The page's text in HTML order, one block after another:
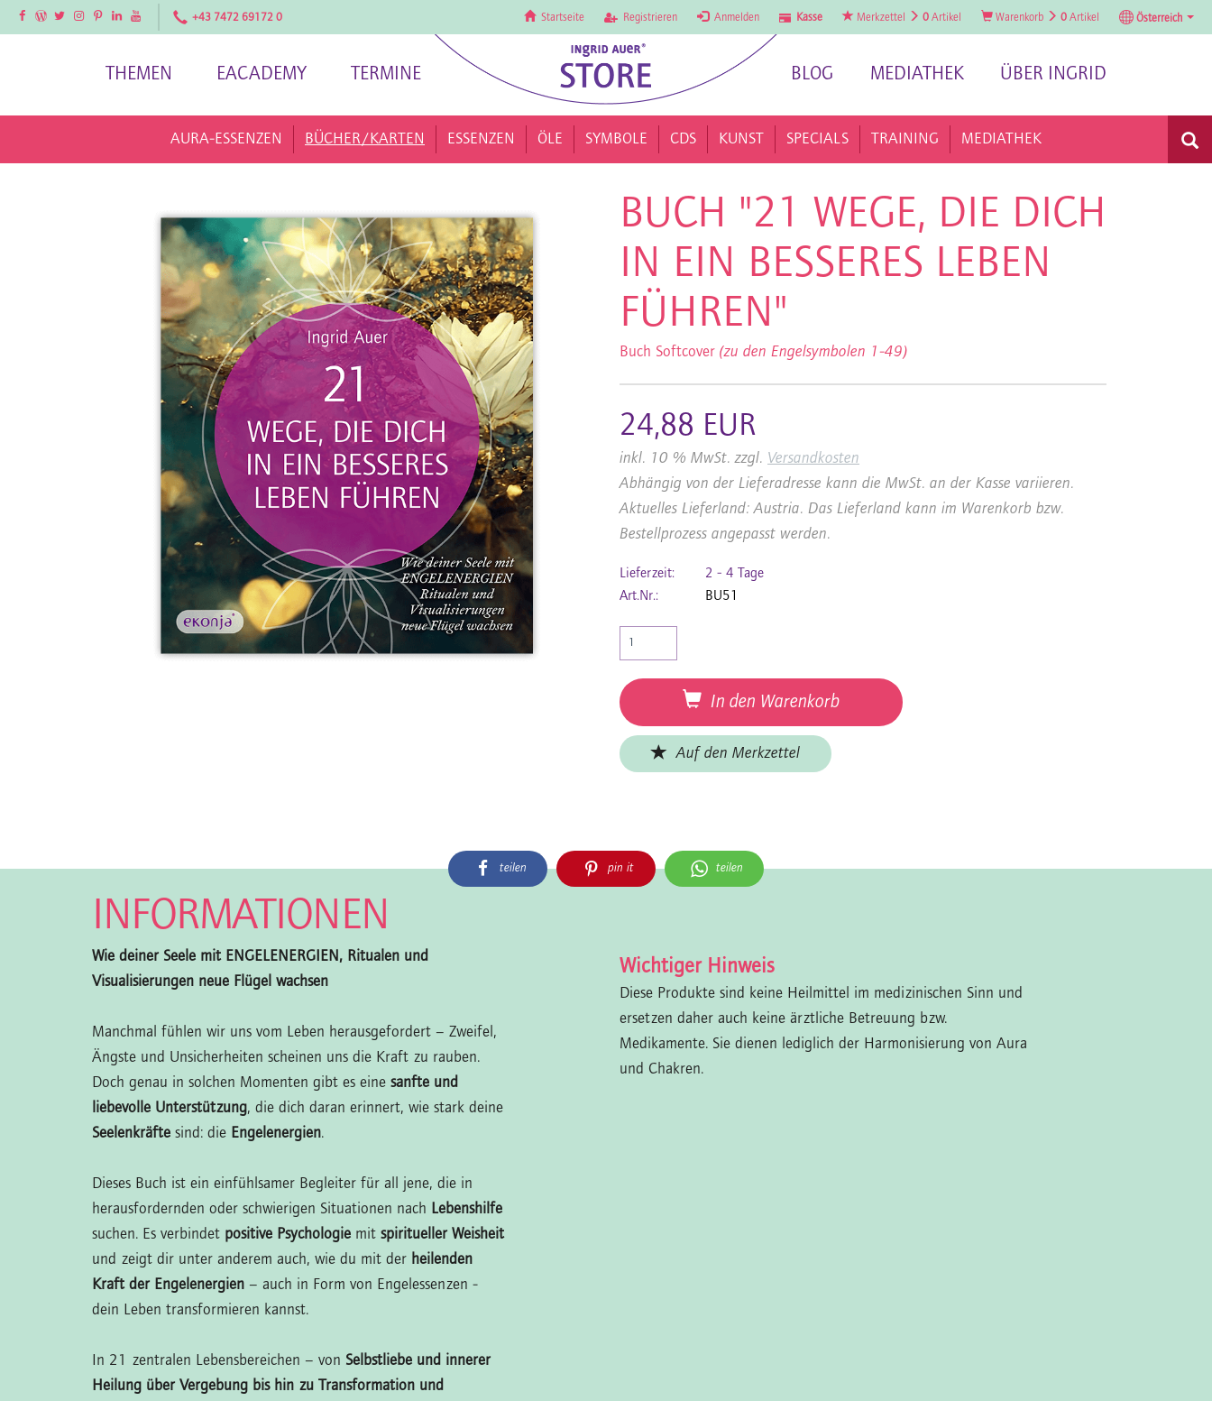
FacebookFacebookTwitterInstagramPinterestLinkedInYouTube +43 7472 69172 0 Startseite Registrieren Anmelden Kasse Merkzettel 0 Artikel Warenkorb 0 Artikel Österreich
THEMEN EACADEMY TERMINE BLOG MEDIATHEK ÜBER INGRID
AURA-ESSENZEN BÜCHER/KARTEN ESSENZEN ÖLE SYMBOLE CDS KUNST SPECIALS TRAINING MEDIATHEK
BUCH "21 WEGE, DIE DICH
IN EIN BESSERES LEBEN
FÜHREN"
Buch Softcover (zu den Engelsymbolen 1-49)
24,88 EUR
inkl. 10 % MwSt. zzgl. Versandkosten
Abhängig von der Lieferadresse kann die MwSt. an der Kasse variieren.
Aktuelles Lieferland: Austria. Das Lieferland kann im Warenkorb bzw.
Bestellprozess angepasst werden.
Lieferzeit:
2 - 4 Tage
Art.Nr.:
BU51
In den Warenkorb
Auf den Merkzettel
teilen pin it teilen
INFORMATIONEN
Wie deiner Seele mit ENGELENERGIEN, Ritualen und
Visualisierungen neue Flügel wachsen
Manchmal fühlen wir uns vom Leben herausgefordert – Zweifel,
Ängste und Unsicherheiten scheinen uns die Kraft zu rauben.
Doch genau in solchen Momenten gibt es eine sanfte und
liebevolle Unterstützung, die dich daran erinnert, wie stark deine
Seelenkräfte sind: die Engelenergien.
Dieses Buch ist ein einfühlsamer Begleiter für all jene, die in
herausfordernden oder schwierigen Situationen nach Lebenshilfe
suchen. Es verbindet positive Psychologie mit spiritueller Weisheit
und zeigt dir unter anderem auch, wie du mit der heilenden
Kraft der Engelenergien – auch in Form von Engelessenzen -
dein Leben transformieren kannst.
In 21 zentralen Lebensbereichen – von Selbstliebe und innerer
Heilung über Vergebung bis hin zu Transformation und
Wichtiger Hinweis
Diese Produkte sind keine Heilmittel im medizinischen Sinn und
ersetzen daher auch keine ärztliche Betreuung bzw.
Medikamente. Sie dienen lediglich der Harmonisierung von Aura
und Chakren.